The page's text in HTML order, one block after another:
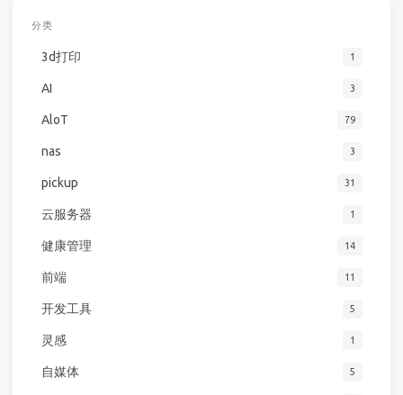
分类
3d打印 1
AI 3
AloT 79
nas 3
pickup 31
云服务器 1
健康管理 14
前端 11
开发工具 5
灵感 1
自媒体 5